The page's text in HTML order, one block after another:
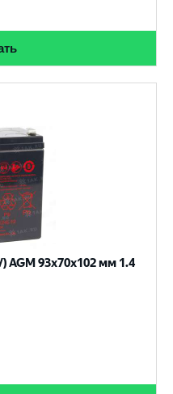
AGM 93x70x102 мм 1.4